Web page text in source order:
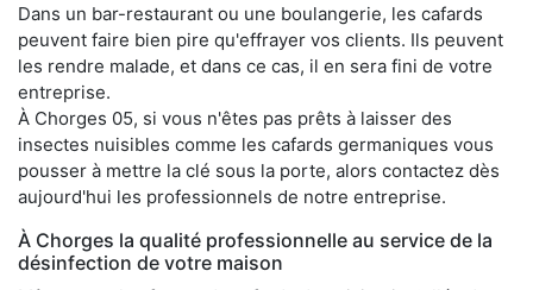
Dans un bar-restaurant ou une boulangerie, les cafards
peuvent faire bien pire qu'effrayer vos clients. Ils peuvent
les rendre malade, et dans ce cas, il en sera fini de votre
entreprise.
À Chorges 05, si vous n'êtes pas prêts à laisser des
insectes nuisibles comme les cafards germaniques vous
pousser à mettre la clé sous la porte, alors contactez dès
aujourd'hui les professionnels de notre entreprise.
À Chorges la qualité professionnelle au service de la
désinfection de votre maison